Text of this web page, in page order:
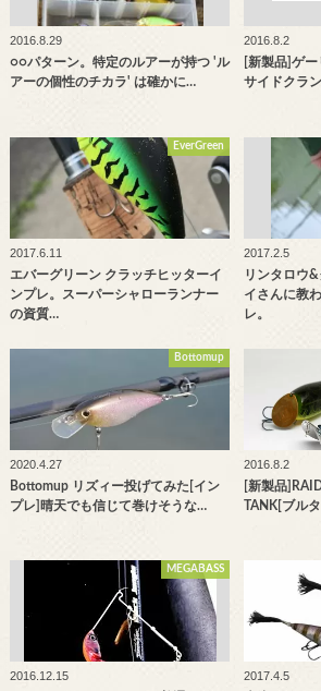
2016.8.29
○○パターン。特定のルアーが持つ 'ル
アーの個性のチカラ' は確かに…
2016.8.2
[新製品]ゲ
サイドクラ
EverGreen
2017.6.11
エバーグリーン クラッチヒッターイ
ンプレ。スーパーシャローランナー
の資質…
2017.2.5
リンタロウ
イさんに教
レ。
Bottomup
2020.4.27
Bottomup リズィー投げてみた[イン
プレ]晴天でも信じて巻けそうな…
2016.8.2
[新製品
TANK[ブル
MEGABASS
2016.12.15 2017.4.5